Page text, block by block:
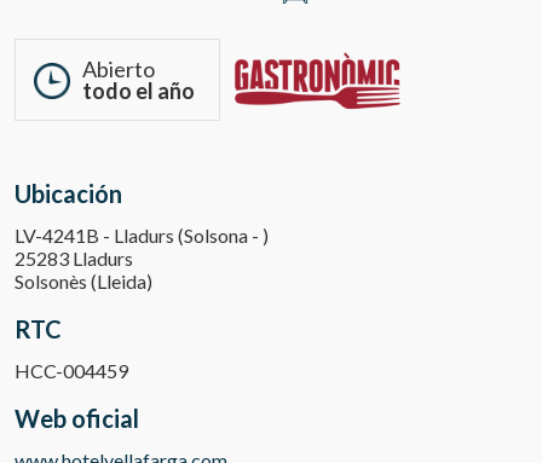
Abierto
todo el año
Ubicación
LV-4241B - Lladurs (Solsona - )
25283 Lladurs
Solsonès (Lleida)
RTC
HCC-004459
Web oficial